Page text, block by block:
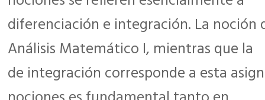
diferenciación e integración. La
Análisis Matemático I, mientras que la
de integración corresponde a esta